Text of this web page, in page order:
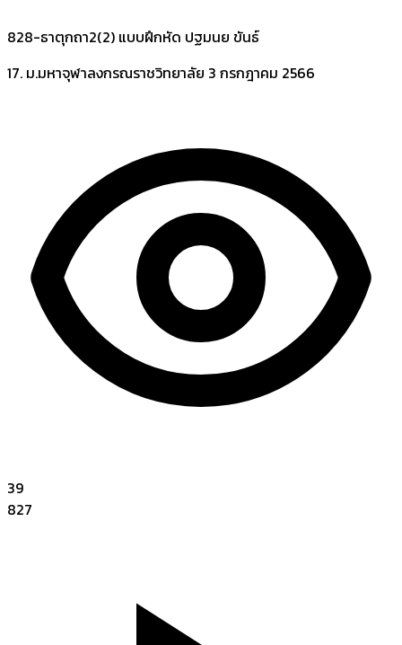
828-ธาตุกถา2(2) แบบฝึกหัด ปฐมนย ขันธ์
17. ม.มหาจุฬาลงกรณราชวิทยาลัย 3 กรกฎาคม 2566
39
827